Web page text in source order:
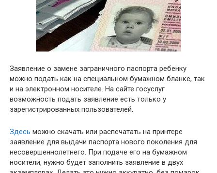
Заявление о замене заграничного паспорта ребенку
можно подать как на специальном бумажном бланке, так
и на электронном носителе. На сайте госуслуг
возможность подать заявление есть только у
зарегистрированных пользователей.
Здесь можно скачать или распечатать на принтере
заявление для выдачи паспорта нового поколения для
несовершеннолетнего. При подаче его на бумажном
носители, нужно будет заполнить заявление в двух